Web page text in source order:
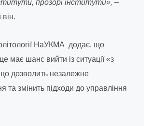
прозорі інститути», –
НаУКМА додає, що
має шанс вийти із ситуації «з
дозволить незалежне
та змінить підходи до управління